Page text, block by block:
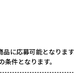
に応募可能となります
件となります。